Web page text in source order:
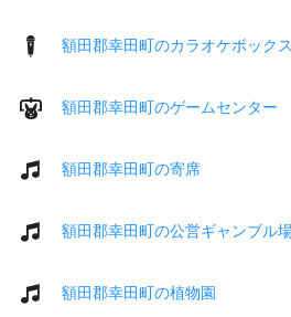
額田郡幸田町のカラオケボックス
額田郡幸田町のゲームセンター
額田郡幸田町の寄席
額田郡幸田町の公営ギャンブル
額田郡幸田町の植物園